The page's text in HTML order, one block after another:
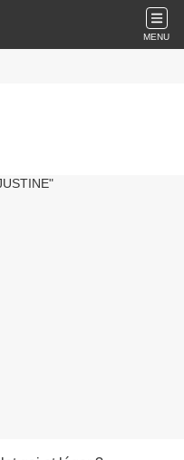
MENU